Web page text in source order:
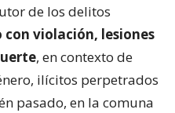
de los delitos
con violación, lesiones
, en contexto de
ilícitos perpetrados
pasado, en la comuna